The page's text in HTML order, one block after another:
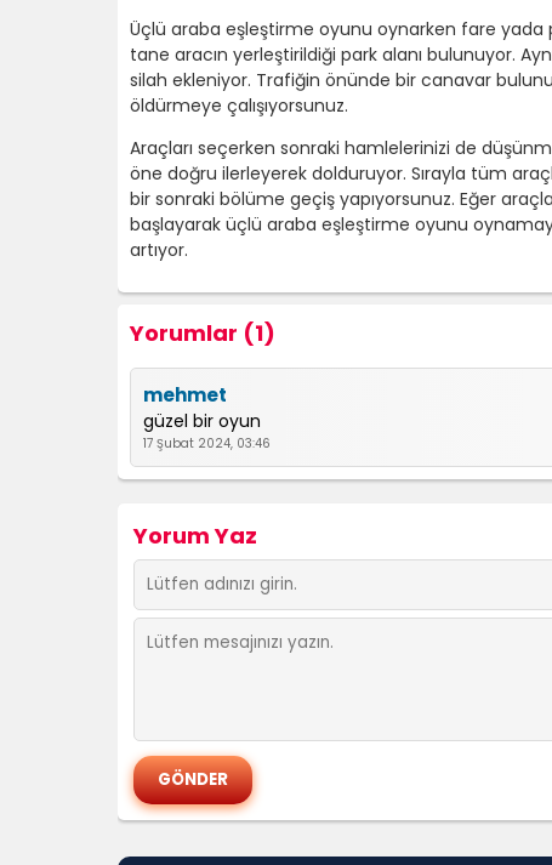
Üçlü araba eşleştirme oyunu oynarken fare yada
tane aracın yerleştirildiği park alanı bulunuyor.
silah ekleniyor. Trafiğin önünde bir canavar
öldürmeye çalışıyorsunuz.
Araçları seçerken sonraki hamlelerinizi de
öne doğru ilerleyerek dolduruyor. Sırayla tüm
bir sonraki bölüme geçiş yapıyorsunuz. Eğer
başlayarak üçlü araba eşleştirme oyunu
artıyor.
Yorumlar (1)
mehmet
güzel bir oyun
17 Şubat 2024, 03:46
Yorum Yaz